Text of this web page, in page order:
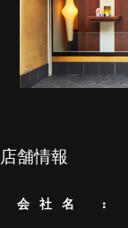
店舗情報
会 社 名